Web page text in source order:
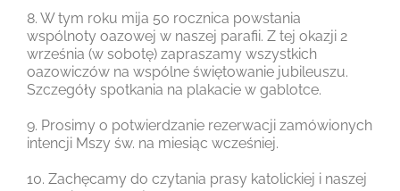
8. W tym roku mija 50 rocznica powstania
wspólnoty oazowej w naszej parafii. Z tej okazji 2
września (w sobotę) zapraszamy wszystkich
oazowiczów na wspólne świętowanie jubileuszu.
Szczegóły spotkania na plakacie w gablotce.
9. Prosimy o potwierdzanie rezerwacji zamówionych
intencji Mszy św. na miesiąc wcześniej.
10. Zachęcamy do czytania prasy katolickiej i naszej